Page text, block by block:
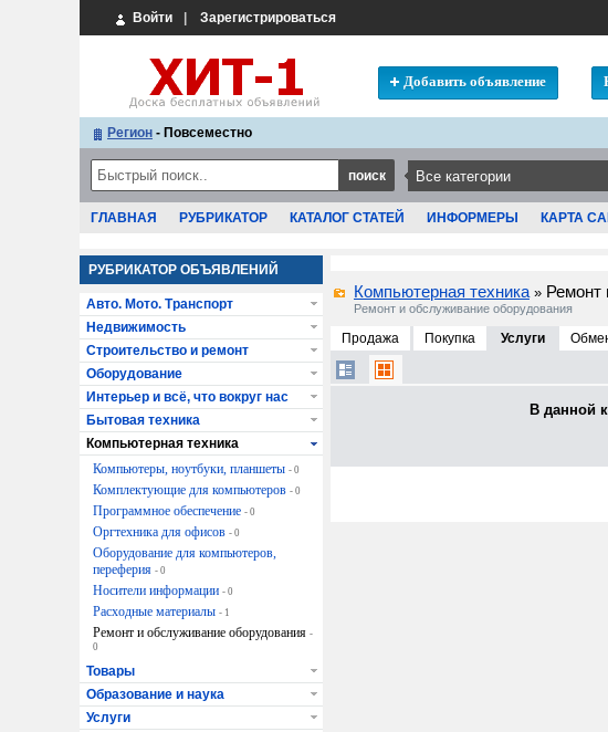
Войти Зарегистрироваться
Добавить объявление
Регион - Повсеместно
ГЛАВНАЯ РУБРИКАТОР КАТАЛОГ СТАТЕЙ ИНФОРМЕРЫ КАРТА
Компьютерная техника » Ремонт
Ремонт и обслуживание оборудования
Продажа Покупка Услуги
В данной
РУБРИКАТОР ОБЪЯВЛЕНИЙ
Авто. Мото. Транспорт
Недвижимость
Строительство и ремонт
Оборудование
Интерьер и всё, что вокруг нас
Бытовая техника
Компьютерная техника
Компьютеры, ноутбуки, планшеты - 0
Комплектующие для компьютеров - 0
Программное обеспечение - 0
Оргтехника для офисов - 0
Оборудование для компьютеров,
переферия - 0
Носители информации - 0
Расходные материалы - 1
Ремонт и обслуживание оборудования -
0
Товары
Образование и наука
Услуги